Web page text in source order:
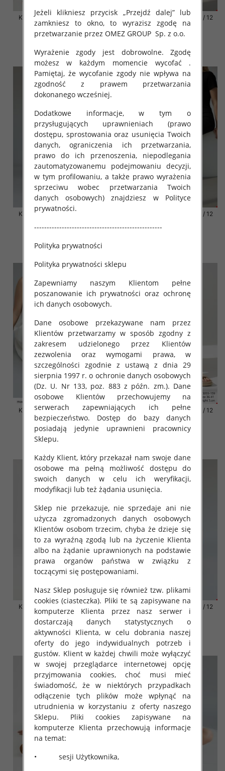
Klapki damskie Roz 36-42 / 12
par
szczegóły
Klapki damskie Roz 36-42 / 12
par
41.00 zł
szczegóły
Klapki damskie Roz 36-42 / 12
szczegóły
Klapki damskie Roz 36-42 / 12
Klapki damskie Roz 36-42 / 12
par
41.00 zł
szczegóły
Klapki damskie Roz 36-42 / 12
par
41.00 zł
Klapki damskie Roz 36-42 / 12
par
41.00 zł
szczegóły
Klapki damskie Roz 36-42 / 12
par
41.00 zł
szczegóły
Jeżeli klikniesz przycisk „Przejdź dalej” lub
zamkniesz to okno, to wyrazisz zgodę na
przetwarzanie przez OMEZ GROUP Sp. z o.o.
Wyrażenie zgody jest dobrowolne. Zgodę
możesz w każdym momencie wycofać .
Pamiętaj, że wycofanie zgody nie wpływa na
zgodność z prawem przetwarzania
dokonanego wcześniej.
Dodatkowe informacje, w tym o
przysługujących uprawnieniach (prawo
dostępu, sprostowania oraz usunięcia Twoich
danych, ograniczenia ich przetwarzania,
prawo do ich przenoszenia, niepodlegania
zautomatyzowanemu podejmowaniu decyzji,
w tym profilowaniu, a także prawo wyrażenia
sprzeciwu wobec przetwarzania Twoich
danych osobowych) znajdziesz w Polityce
prywatności.
---------------------------------------------------
Polityka prywatności
Polityka prywatności sklepu
Zapewniamy naszym Klientom pełne
poszanowanie ich prywatności oraz ochronę
ich danych osobowych.
Dane osobowe przekazywane nam przez
Klientów przetwarzamy w sposób zgodny z
zakresem udzielonego przez Klientów
zezwolenia oraz wymogami prawa, w
szczególności zgodnie z ustawą z dnia 29
sierpnia 1997 r. o ochronie danych osobowych
(Dz. U. Nr 133, poz. 883 z późn. zm.). Dane
osobowe Klientów przechowujemy na
serwerach zapewniających ich pełne
bezpieczeństwo. Dostęp do bazy danych
posiadają jedynie uprawnieni pracownicy
Sklepu.
Każdy Klient, który przekazał nam swoje dane
osobowe ma pełną możliwość dostępu do
swoich danych w celu ich weryfikacji,
modyfikacji lub też żądania usunięcia.
Sklep nie przekazuje, nie sprzedaje ani nie
użycza zgromadzonych danych osobowych
Klientów osobom trzecim, chyba że dzieje się
to za wyraźną zgodą lub na życzenie Klienta
albo na żądanie uprawnionych na podstawie
prawa organów państwa w związku z
toczącymi się postępowaniami.
Nasz Sklep posługuje się również tzw. plikami
cookies (ciasteczka). Pliki te są zapisywane na
komputerze Klienta przez nasz serwer i
dostarczają danych statystycznych o
aktywności Klienta, w celu dobrania naszej
oferty do jego indywidualnych potrzeb i
gustów. Klient w każdej chwili może wyłączyć
w swojej przeglądarce internetowej opcję
przyjmowania cookies, choć musi mieć
świadomość, że w niektórych przypadkach
odłączenie tych plików może wpłynąć na
utrudnienia w korzystaniu z oferty naszego
Sklepu. Pliki cookies zapisywane na
komputerze Klienta przechowują informacje
na temat:
• sesji Użytkownika,